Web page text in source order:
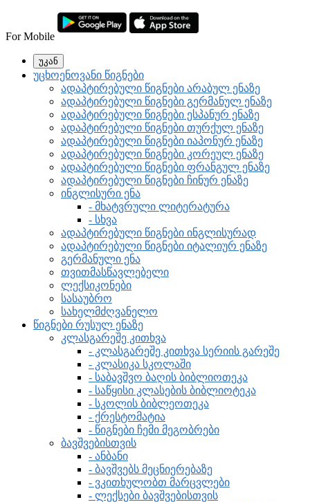
For Mobile
უკან
უცხოენოვანი წიგნები
ადაპტირებული წიგნები არაბულ ენაზე
ადაპტირებული წიგნები გერმანულ ენაზე
ადაპტირებული წიგნები ესპანურ ენაზე
ადაპტირებული წიგნები თურქულ ენაზე
ადაპტირებული წიგნები იაპონურ ენაზე
ადაპტირებული წიგნები კორეულ ენაზე
ადაპტირებული წიგნები ფრანგულ ენაზე
ადაპტირებული წიგნები ჩინურ ენაზე
ინგლისური ენა
- მხატვრული ლიტერატურა
- სხვა
ადაპტირებული წიგნები ინგლისურად
ადაპტირებული წიგნები იტალიურ ენაზე
გერმანული ენა
თვითმასწავლებელი
ლექსიკონები
სასაუბრო
სახელმძღვანელო
წიგნები რუსულ ენაზე
კლასგარეშე კითხვა
- კლასგარეშე კითხვა სერიის გარეშე
- კლასიკა სკოლაში
- საბავშვო ბაღის ბიბლიოთეკა
- საწყისი კლასების ბიბლიოტეკა
- სკოლის ბიბლეოთეკა
- ქრესტომატია
- წიგნები ჩემი მეგობრები
ბავშვებისთვის
- ანბანი
- ბავშვებს მეცნიერებაზე
- ვკითხულობთ მარცვლები
- ლექსები ბავშვებისთვის